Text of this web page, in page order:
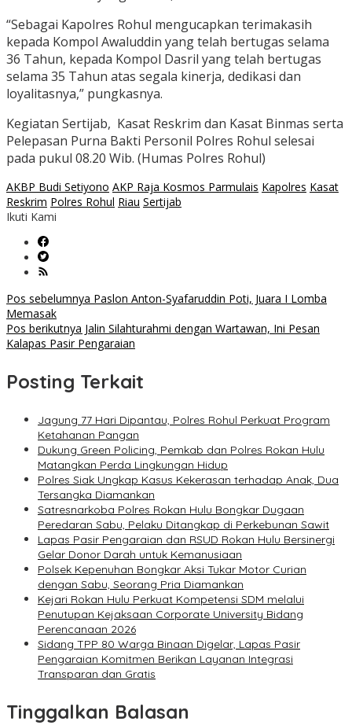
“Sebagai Kapolres Rohul mengucapkan terimakasih
kepada Kompol Awaluddin yang telah bertugas selama
36 Tahun, kepada Kompol Dasril yang telah bertugas
selama 35 Tahun atas segala kinerja, dedikasi dan
loyalitasnya,” pungkasnya.
Kegiatan Sertijab, Kasat Reskrim dan Kasat Binmas serta
Pelepasan Purna Bakti Personil Polres Rohul selesai
pada pukul 08.20 Wib. (Humas Polres Rohul)
AKBP Budi Setiyono AKP Raja Kosmos Parmulais Kapolres Kasat
Reskrim Polres Rohul Riau Sertijab
Ikuti Kami
Navigasi
pos
Pos sebelumnya Paslon Anton-Syafaruddin Poti, Juara I Lomba
Memasak
Pos berikutnya Jalin Silahturahmi dengan Wartawan, Ini Pesan
Kalapas Pasir Pengaraian
Posting Terkait
Jagung 77 Hari Dipantau, Polres Rohul Perkuat Program
Ketahanan Pangan
Dukung Green Policing, Pemkab dan Polres Rokan Hulu
Matangkan Perda Lingkungan Hidup
Polres Siak Ungkap Kasus Kekerasan terhadap Anak, Dua
Tersangka Diamankan
Satresnarkoba Polres Rokan Hulu Bongkar Dugaan
Peredaran Sabu, Pelaku Ditangkap di Perkebunan Sawit
Lapas Pasir Pengaraian dan RSUD Rokan Hulu Bersinergi
Gelar Donor Darah untuk Kemanusiaan
Polsek Kepenuhan Bongkar Aksi Tukar Motor Curian
dengan Sabu, Seorang Pria Diamankan
Kejari Rokan Hulu Perkuat Kompetensi SDM melalui
Penutupan Kejaksaan Corporate University Bidang
Perencanaan 2026
Sidang TPP 80 Warga Binaan Digelar, Lapas Pasir
Pengaraian Komitmen Berikan Layanan Integrasi
Transparan dan Gratis
Tinggalkan Balasan